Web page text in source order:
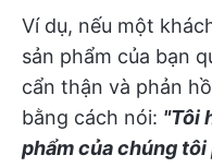
Ví dụ, nếu một
sản phẩm của bạn
cẩn thận và phản
bằng cách nói: "Tôi
phẩm của chúng